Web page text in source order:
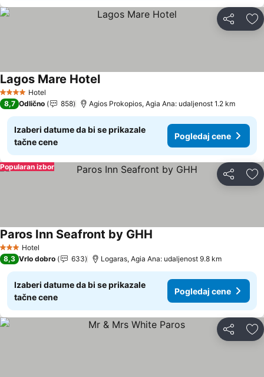
Deli
4 ZvezdiceHotel
Lagos Mare HotelPogledaj cene
8,7 Odlično 858 Agios Prokopios, Agia Ana: udaljenost 1.2 km
Izaberi datume da bi se prikazale
tačne cene
Pogledaj cene
Deli
Popularan izbor
3 Zvezdice
Hotel
Paros Inn Seafront by GHH
8,3 Vrlo dobro 633 Logaras, Agia Ana: udaljenost 9.8 km
Izaberi datume da bi se prikazale
tačne cene
Pogledaj cene
Deli